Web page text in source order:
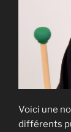
Voici une
différents